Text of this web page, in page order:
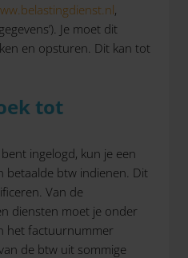
,
Je moet dit
en opsturen. Dit kan tot
tot
ingelogd, kun je een
betaalde btw indienen. Dit
Van de
diensten moet je onder
het factuurnummer
de btw uit sommige